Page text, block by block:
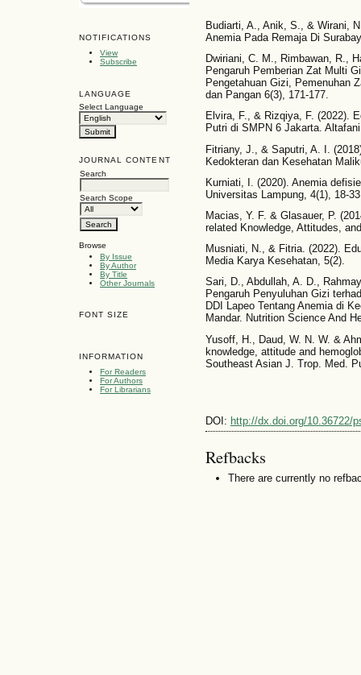
NOTIFICATIONS
View
Subscribe
LANGUAGE
Select Language
JOURNAL CONTENT
Search
Search Scope
Browse
By Issue
By Author
By Title
Other Journals
FONT SIZE
INFORMATION
For Readers
For Authors
For Librarians
Budiarti, A., Anik, S., & Wirani,
Anemia Pada Remaja Di
Dwiriani, C. M., Rimbawan, R.,
Pengaruh Pemberian Zat Multi
Pengetahuan Gizi, Pemenuhan
dan Pangan 6(3), 171-177.
Elvira, F., & Rizqiya, F. (2022).
Putri di SMPN 6 Jakarta.
Fitriany, J., & Saputri, A. I.
Kedokteran dan Kesehatan
Kurniati, I. (2020). Anemia
Universitas Lampung, 4(1), 18-
Macias, Y. F. & Glasauer, P.
related Knowledge, Attitudes,
Musniati, N., & Fitria. (2022).
Media Karya Kesehatan, 5(2).
Sari, D., Abdullah, A. D.,
Pengaruh Penyuluhan Gizi
DDI Lapeo Tentang Anemia di
Mandar. Nutrition Science And
Yusoff, H., Daud, W. N. W. &
knowledge, attitude and
Southeast Asian J. Trop. Med.
DOI: http://dx.doi.org/10.36722/
Refbacks
There are currently no